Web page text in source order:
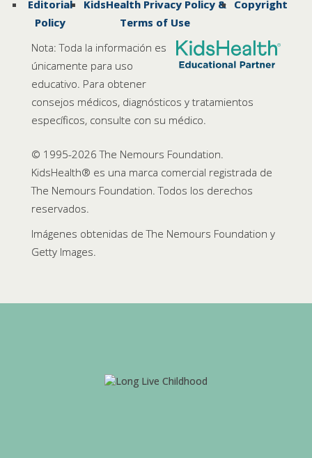
Editorial
Policy
KidsHealth Privacy Policy &
Terms of Use
Copyright
Nota: Toda la información es
únicamente para uso
educativo. Para obtener
consejos médicos, diagnósticos y tratamientos
específicos, consulte con su médico.
© 1995-2026 The Nemours Foundation.
KidsHealth® es una marca comercial registrada de
The Nemours Foundation. Todos los derechos
reservados.
Imágenes obtenidas de The Nemours Foundation y
Getty Images.